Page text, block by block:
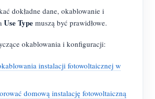
dokładne dane, okablowanie i
Use Type muszą być prawidłowe.
okablowania i konfiguracji:
instalacji fotowoltaicznej w
domową instalację fotowoltaiczną